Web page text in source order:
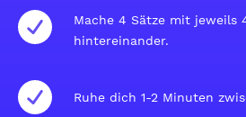
Mache 4 Sätze mit jeweils
hintereinander.
Ruhe dich 1-2 Minuten